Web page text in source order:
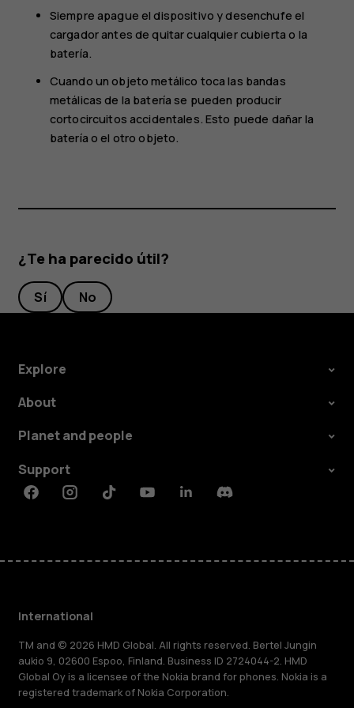
Siempre apague el dispositivo y desenchufe el
cargador antes de quitar cualquier cubierta o la
batería.
Cuando un objeto metálico toca las bandas
metálicas de la batería se pueden producir
cortocircuitos accidentales. Esto puede dañar la
batería o el otro objeto.
¿Te ha parecido útil?
Sí No
Explore
About
Planet and people
Support
FacebookInstagramTiktokYoutubeLinkedinDiscord
International
TM and © 2026 HMD Global. All rights reserved. Bertel Jungin
aukio 9, 02600 Espoo, Finland. Business ID 2724044-2. HMD
Global Oy is a licensee of the Nokia brand for phones. Nokia is a
registered trademark of Nokia Corporation.